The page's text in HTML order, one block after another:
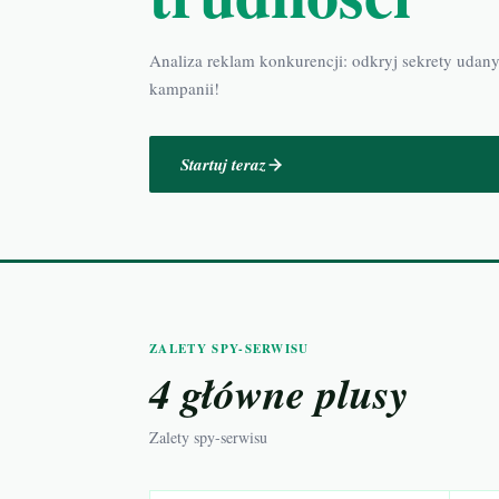
Analiza reklam konkurencji: odkryj sekrety
kampanii!
Startuj teraz
ZALETY SPY-SERWISU
4 główne plusy
Zalety spy-serwisu